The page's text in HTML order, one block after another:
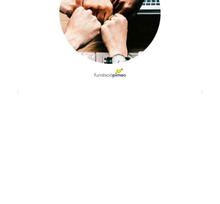
Títol I: Articles 5, 6 i 7
Ves-hi